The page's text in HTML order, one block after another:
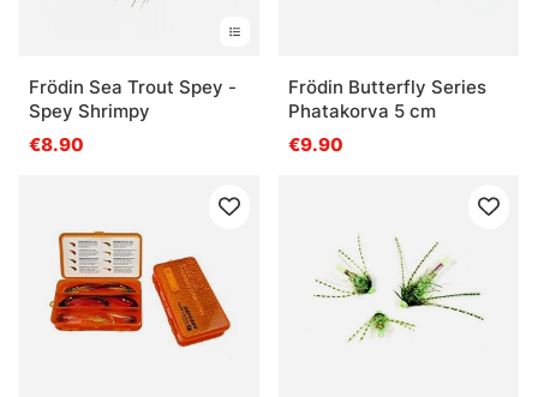
Frödin Sea Trout Spey -
Spey Shrimpy
€8.90
Frödin Butterfly Series
Phatakorva 5 cm
€9.90